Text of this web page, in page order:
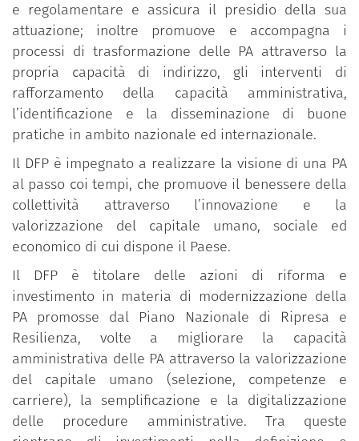
e regolamentare e assicura il presidio della sua
attuazione; inoltre promuove e accompagna i
processi di trasformazione delle PA attraverso la
propria capacità di indirizzo, gli interventi di
rafforzamento della capacità amministrativa,
l’identificazione e la disseminazione di buone
pratiche in ambito nazionale ed internazionale.
Il DFP è impegnato a realizzare la visione di una PA
al passo coi tempi, che promuove il benessere della
collettività attraverso l’innovazione e la
valorizzazione del capitale umano, sociale ed
economico di cui dispone il Paese.
Il DFP è titolare delle azioni di riforma e
investimento in materia di modernizzazione della
PA promosse dal Piano Nazionale di Ripresa e
Resilienza, volte a migliorare la capacità
amministrativa delle PA attraverso la valorizzazione
del capitale umano (selezione, competenze e
carriere), la semplificazione e la digitalizzazione
delle procedure amministrative. Tra queste